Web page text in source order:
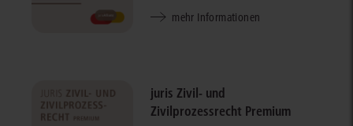
mehr Informationen
juris Zivil- und
Zivilprozessrecht Premium